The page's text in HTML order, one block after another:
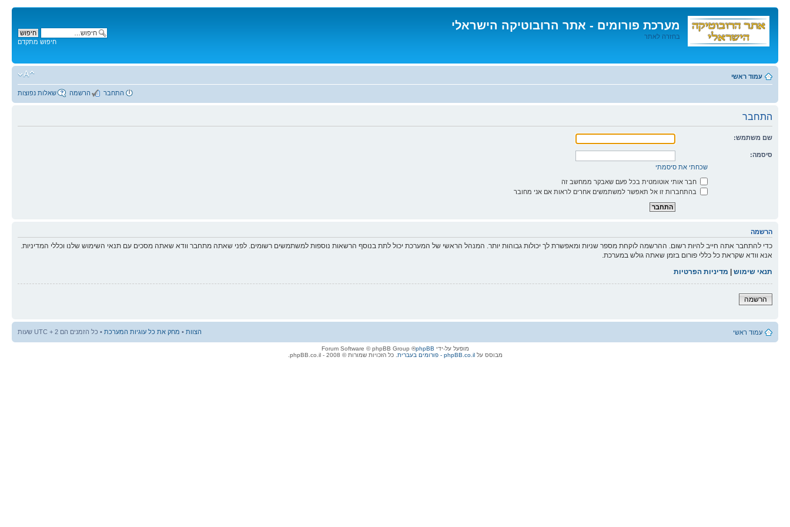
מערכת פורומים - אתר הרובוטיקה הישראלי
בחזרה לאתר
לתוכן
חיפוש מתקדם
עמוד ראשי
שאלות נפוצות הרשמה התחבר
התחבר
שם משתמש:
סיסמה:
שכחתי את סיסמתי
חבר אותי אוטומטית בכל פעם שאבקר ממחשב זה
בהתחברות זו אל תאפשר למשתמשים אחרים לראות אם אני מחובר
הרשמה
כדי להתחבר אתה חייב להיות רשום. ההרשמה לוקחת מספר שניות ומאפשרת לך יכולות גבוהות יותר. המנהל הראשי של המערכת יכול לתת בנוסף הרשאות נוספות למשתמשים רשומים. לפני שאתה מתחבר וודא שאתה מסכים עם תנאי השימוש שלנו וכללי המדיניות.
אנא וודא שקראת כל כללי פורום בזמן שאתה גולש במערכת.
תנאי שימוש | מדיניות הפרטיות
הרשמה
עמוד ראשי הצוות • מחק את כל עוגיות המערכת • כל הזמנים הם UTC + 2 שעות
מופעל על-ידי phpBB
® Forum Software © phpBB Group
מבוסס עלphpBB.co.il - פורומים בעברית . כל הזכויות שמורות © 2008 - phpBB.co.il.